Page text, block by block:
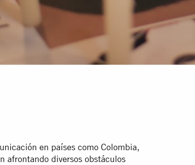
en países como Colombia,
afrontando diversos obstáculos